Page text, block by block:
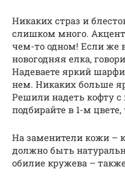
Никаких страз и
слишком много.
чем-то одном! Если же
новогодняя елка,
Надеваете яркий
нем. Никаких больше
Решили надеть кофту с
подбирайте в 1-м
На заменители кожи –
должно быть
обилие кружева –